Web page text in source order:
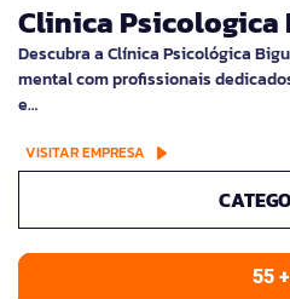
Clinica Psicologica
Descubra a Clínica Psicológica
mental com profissionais
e…
VISITAR EMPRESA
55 +